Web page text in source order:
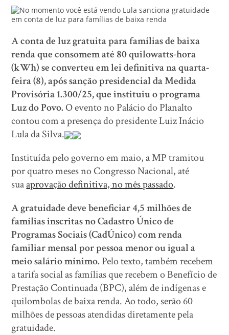
A conta de luz gratuita para famílias de baixa
renda que consomem até 80 quilowatts-hora
(kWh) se converteu em lei definitiva na quarta-
feira (8), após sanção presidencial da Medida
Provisória 1.300/25, que instituiu o programa
Luz do Povo. O evento no Palácio do Planalto
contou com a presença do presidente Luiz Inácio
Lula da Silva.
Instituída pelo governo em maio, a MP tramitou
por quatro meses no Congresso Nacional, até
suaaprovação definitiva, no mês passado.
A gratuidade deve beneficiar 4,5 milhões de
famílias inscritas no Cadastro Único de
Programas Sociais (CadÚnico) com renda
familiar mensal por pessoa menor ou igual a
meio salário mínimo. Pelo texto, também recebem
a tarifa social as famílias que recebem o Benefício de
Prestação Continuada (BPC), além de indígenas e
quilombolas de baixa renda. Ao todo, serão 60
milhões de pessoas atendidas diretamente pela
gratuidade.